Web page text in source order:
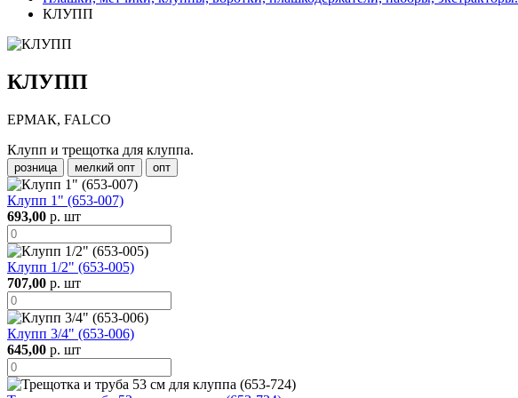
КЛУПП
КЛУПП
ЕРМАК, FALCO
Клупп и трещотка для клуппа.
розница мелкий опт опт
Клупп 1" (653-007)
693,00 р. шт
Клупп 1/2" (653-005)
707,00 р. шт
Клупп 3/4" (653-006)
645,00 р. шт